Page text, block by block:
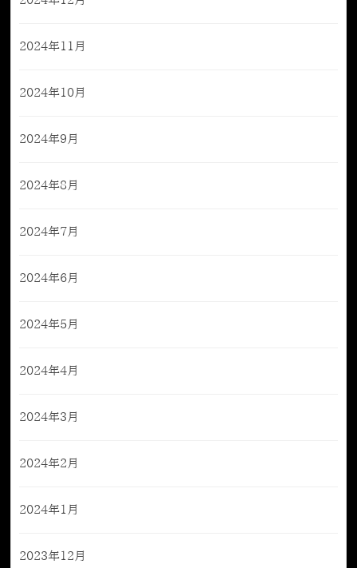
2024年11月
2024年10月
2024年9月
2024年8月
2024年7月
2024年6月
2024年5月
2024年4月
2024年3月
2024年2月
2024年1月
2023年12月